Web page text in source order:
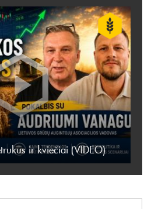
ir kviečiai (VIDEO)